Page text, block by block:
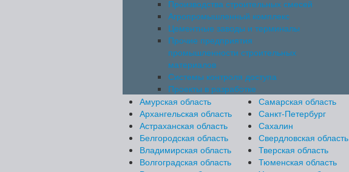
Производства строительных смесей
Агропромышленный комплекс
Цементные заводы и терминалы
Прочие предприятия
промышленности строительных
материалов
Системы контроля доступа
Проекты в разработке
Амурская область
Архангельская область
Астраханская область
Белгородская область
Владимирская область
Волгоградская область
Самарская область
Санкт-Петербург
Сахалин
Свердловская область
Тверская область
Тюменская область